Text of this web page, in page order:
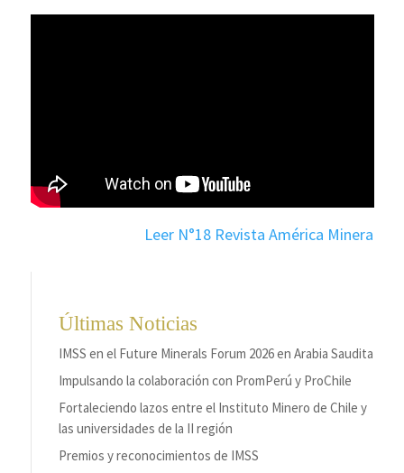
Leer N°18 Revista América Minera
Últimas Noticias
IMSS en el Future Minerals Forum 2026 en Arabia Saudita
Impulsando la colaboración con PromPerú y ProChile
Fortaleciendo lazos entre el Instituto Minero de Chile y
las universidades de la II región
Premios y reconocimientos de IMSS